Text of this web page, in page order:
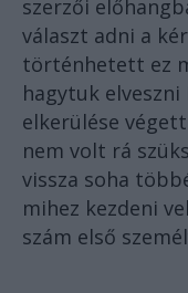
szerzői
választ adni a
történhetett ez
hagytuk
elkerülése
nem volt rá
vissza soha
mihez kezdeni
szám első